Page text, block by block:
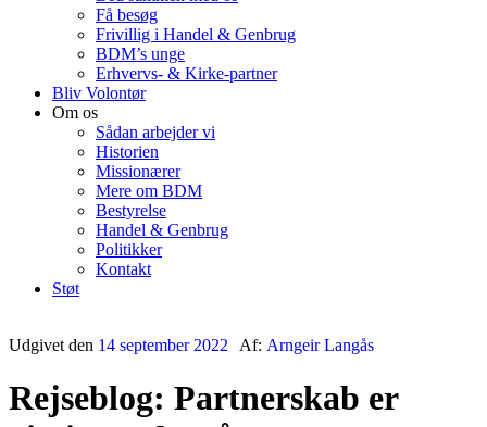
Få besøg
Frivillig i Handel & Genbrug
BDM’s unge
Erhvervs- & Kirke-partner
Bliv Volontør
Om os
Sådan arbejder vi
Historien
Missionærer
Mere om BDM
Bestyrelse
Handel & Genbrug
Politikker
Kontakt
Støt
Udgivet den 14 september 2022 Af: Arngeir Langås
Rejseblog: Partnerskab er